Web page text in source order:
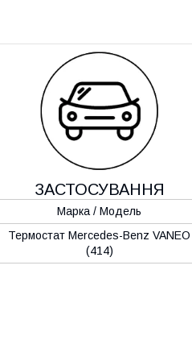
ЗАСТОСУВАННЯ
Марка / Модель
Термостат Mercedes-Benz VANEO
(414)